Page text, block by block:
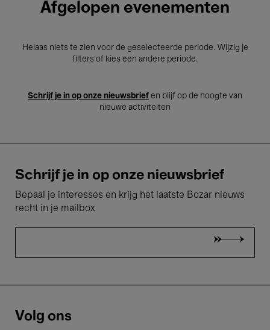
Afgelopen evenementen
Helaas niets te zien voor de geselecteerde periode. Wijzig je
filters of kies een andere periode.
Schrijf je in op onze nieuwsbrief en blijf op de hoogte van
nieuwe activiteiten
Schrijf je in op onze nieuwsbrief
Bepaal je interesses en krijg het laatste Bozar nieuws
recht in je mailbox
Volg ons